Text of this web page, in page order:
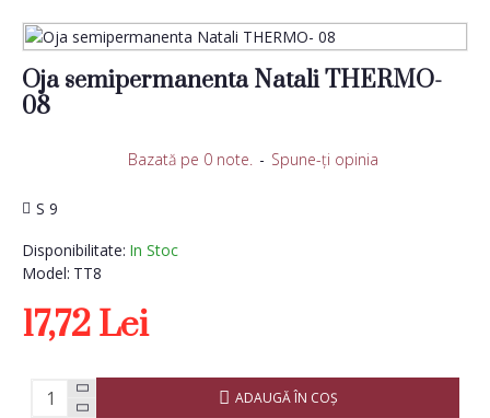
Oja semipermanenta Natali THERMO-
08
Disponibilitate: In Stoc
Model: TT8
S 9
Bazată pe 0 note. - Spune-ţi opinia
17,72 Lei
ADAUGĂ ÎN COŞ